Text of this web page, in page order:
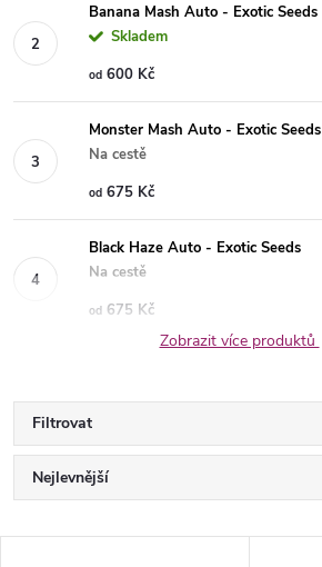
Banana Mash Auto - Exotic Seeds
Skladem
od 600 Kč
Monster Mash Auto - Exotic Seeds
Na cestě
od 675 Kč
Black Haze Auto - Exotic Seeds
Na cestě
od 675 Kč
Zobrazit více produktů
Filtrovat
Ř
a
Nejlevnější